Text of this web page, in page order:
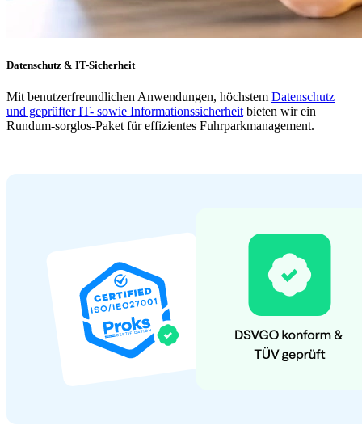
Datenschutz & IT-Sicherheit
Mit benutzerfreundlichen Anwendungen, höchstem Datenschutz
und geprüfter IT- sowie Informationssicherheit bieten wir ein
Rundum-sorglos-Paket für effizientes Fuhrparkmanagement.